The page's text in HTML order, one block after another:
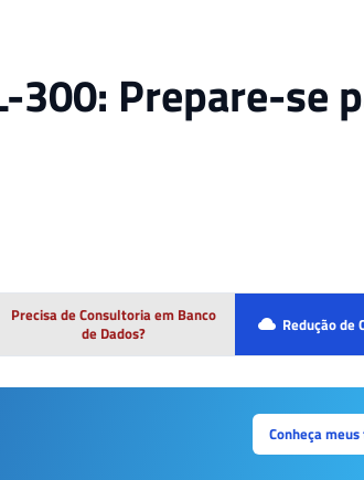
Prepare-se
Precisa de Consultoria em Banco
de Dados?
Redução de
Conheça